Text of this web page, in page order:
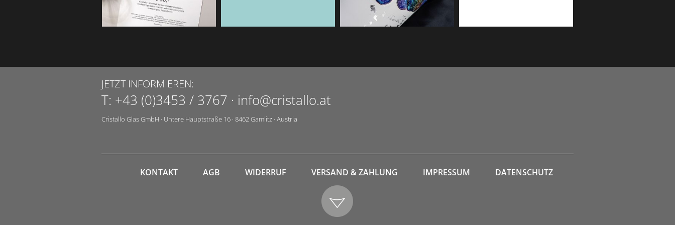
JETZT INFORMIEREN:
T: +43 (0)3453 / 3767 · info@cristallo.at
Cristallo Glas GmbH · Untere Hauptstraße 16 · 8462Gamlitz · Austria
KONTAKT AGB WIDERRUF VERSAND & ZAHLUNG IMPRESSUM DATENSCHUTZ